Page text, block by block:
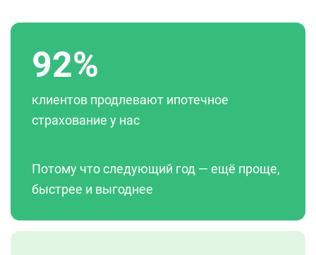
92%
клиентов продлевают ипотечное
страхование у нас
Потому что следующий год — ещё проще,
быстрее и выгоднее